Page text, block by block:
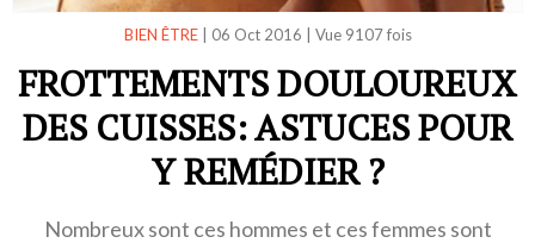
BIEN ÊTRE| 06 Oct 2016 | Vue 9107 fois
FROTTEMENTS DOULOUREUX
DES CUISSES: ASTUCES POUR
Y REMÉDIER ?
Nombreux sont ces hommes et ces femmes sont